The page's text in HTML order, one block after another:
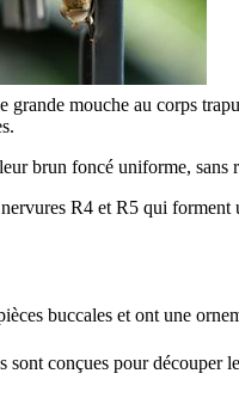
grande mouche au corps
brun foncé uniforme, sans
nervures R4 et R5 qui
buccales et ont une
sont conçues pour découper le